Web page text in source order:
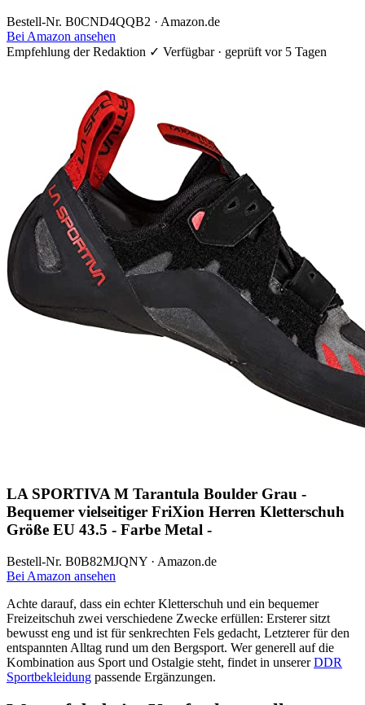
Bestell-Nr. B0CND4QQB2 · Amazon.de
Bei Amazon ansehen
Empfehlung der Redaktion ✓ Verfügbar · geprüft vor 5 Tagen
LA SPORTIVA M Tarantula Boulder Grau -
Bequemer vielseitiger FriXion Herren Kletterschuh
Größe EU 43.5 - Farbe Metal -
Bestell-Nr. B0B82MJQNY · Amazon.de
Bei Amazon ansehen
Achte darauf, dass ein echter Kletterschuh und ein bequemer
Freizeitschuh zwei verschiedene Zwecke erfüllen: Ersterer sitzt
bewusst eng und ist für senkrechten Fels gedacht, Letzterer für den
entspannten Alltag rund um den Bergsport. Wer generell auf die
Kombination aus Sport und Ostalgie steht, findet in unsererDDR
Sportbekleidung passende Ergänzungen.